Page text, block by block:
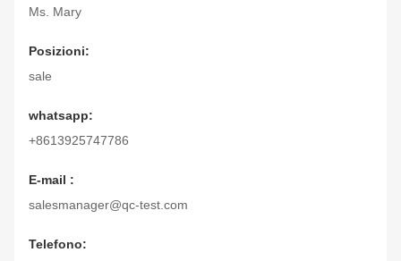
Ms. Mary
Posizioni:
sale
whatsapp:
+8613925747786
E-mail :
salesmanager@qc-test.com
Telefono: